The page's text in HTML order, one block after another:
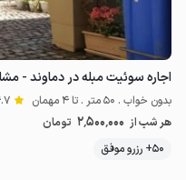
اجاره سوئیت مبله در دماوند -
بدون خواب . 50 متر . تا 4 مهمان
هر شب از 2٬500٬000 تومان
50+ رزرو موفق